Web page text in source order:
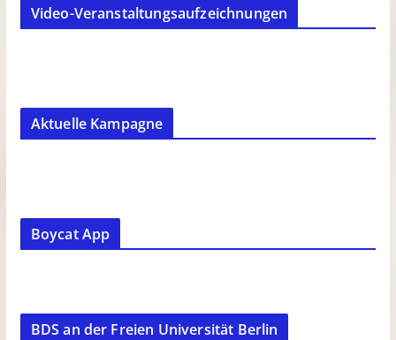
Video-Veranstaltungsaufzeichnungen
Aktuelle Kampagne
Boycat App
BDS an der Freien Universität Berlin